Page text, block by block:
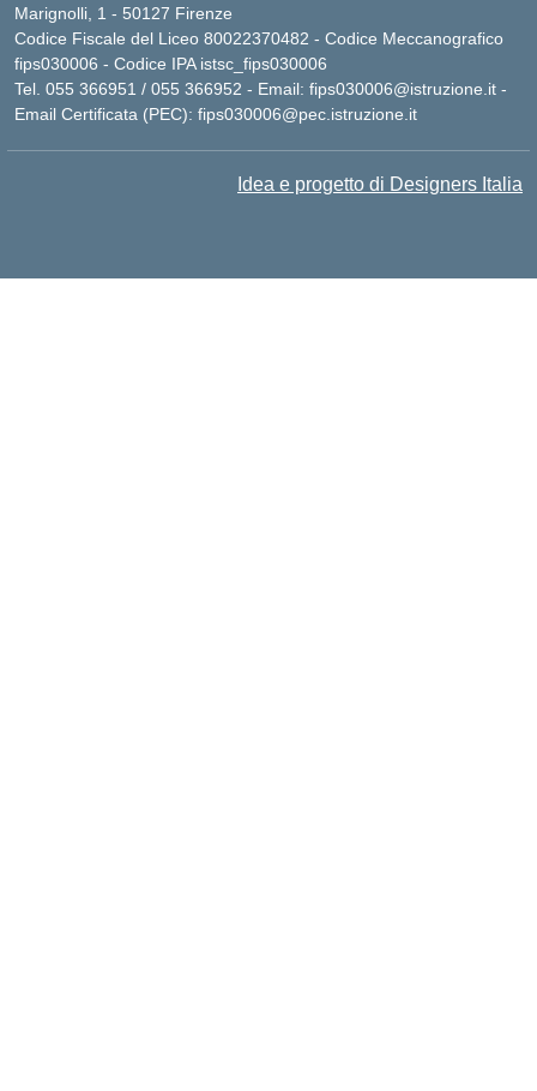
Marignolli, 1 - 50127 Firenze
Codice Fiscale del Liceo 80022370482 - Codice Meccanografico
fips030006 - Codice IPA istsc_fips030006
Tel. 055 366951 / 055 366952 - Email: fips030006@istruzione.it -
Email Certificata (PEC): fips030006@pec.istruzione.it
Idea e progetto di Designers Italia